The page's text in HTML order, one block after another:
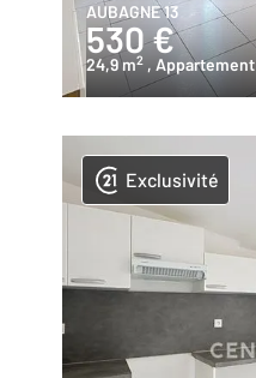
AUBAGNE 13
530 €
24,9 m2 , Appartement
Exclusivité